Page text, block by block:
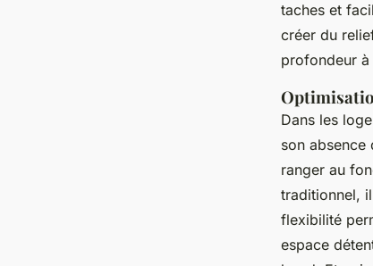
taches et
créer du
profondeur
Dans les
son absence
ranger au
traditionnel,
flexibilité
espace